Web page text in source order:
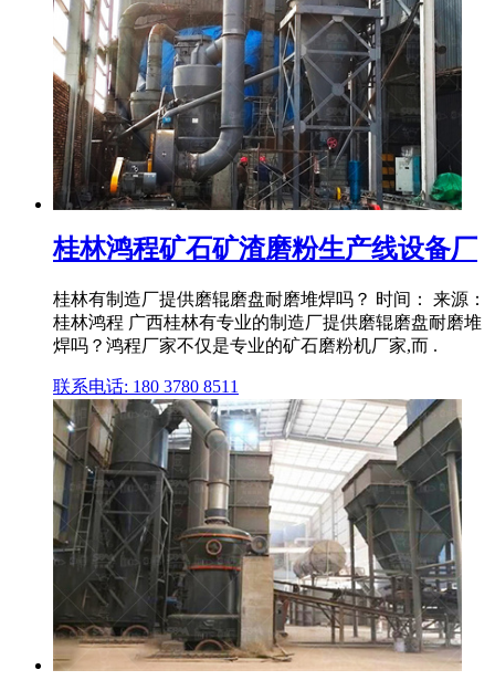
桂林鸿程矿石矿渣磨粉生产线设备厂
桂林有制造厂提供磨辊磨盘耐磨堆焊吗？ 时间： 来源：
桂林鸿程 广西桂林有专业的制造厂提供磨辊磨盘耐磨堆
焊吗？鸿程厂家不仅是专业的矿石磨粉机厂家,而 .
联系电话: 180 3780 8511